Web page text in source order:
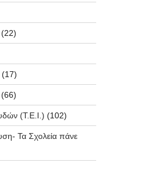
(22)
(17)
(66)
(T.E.I.) (102)
Τα Σχολεία πάνε